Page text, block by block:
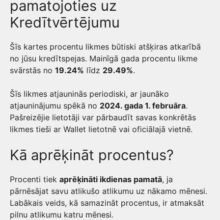
pamatojoties uz
Kredītvērtējumu
Šīs kartes procentu likmes būtiski atšķiras atkarībā
no jūsu kredītspejas. Mainīgā gada procentu likme
svārstās no 19.24% līdz 29.49%.
Šīs likmes atjauninās periodiski, ar jaunāko
atjauninājumu spēkā no 2024. gada 1. februāra.
Pašreizējie lietotāji var pārbaudīt savas konkrētās
likmes tieši ar Wallet lietotnē vai oficiālajā vietnē.
Kā aprēķināt procentus?
Procenti tiek aprēķināti ikdienas pamatā, ja
pārnēsājat savu atlikušo atlikumu uz nākamo mēnesi.
Labākais veids, kā samazināt procentus, ir atmaksāt
pilnu atlikumu katru mēnesi.